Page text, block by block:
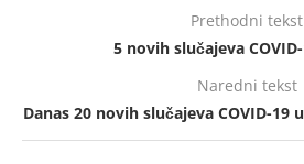
Prethodni tekst
5 novih slučajeva
Naredni tekst
Danas 20 novih slučajeva COVID-